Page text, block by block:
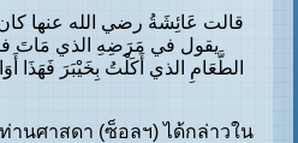
قالت عَائِشَةُ رضي الله عنها
يقول في مَرَضِهِ الذي مَاتَ
الطَّعَامِ الذي أَكَلْتُ بِخَيْبَرَ فَهَذَا
านศาสดา (ซ็อลฯ) ได้กล่าวใน